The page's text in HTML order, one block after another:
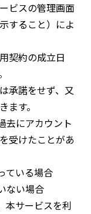
ビスの管理画面
すること）によ
契約の成立日
承諾をせず、又
す。
去にアカウント
受けたことがあ
ている場合
ない場合
本サービスを利